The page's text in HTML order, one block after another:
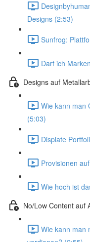
Designs (2:53)
Sunfrog:
Darf ich
Designs auf
Wie kann man
(5:03)
Displate
Provisionen
Wie hoch ist
No/Low Content auf
Wie kann man